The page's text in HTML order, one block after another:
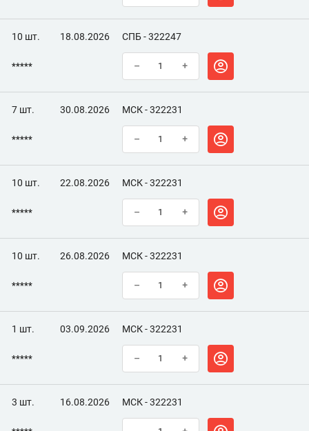
10 шт. 18.08.2026 СПБ - 322247
***** – +
7 шт. 30.08.2026 МСК - 322231
***** – +
10 шт. 22.08.2026 МСК - 322231
***** – +
10 шт. 26.08.2026 МСК - 322231
***** – +
1 шт. 03.09.2026 МСК - 322231
***** – +
3 шт. 16.08.2026 МСК - 322231